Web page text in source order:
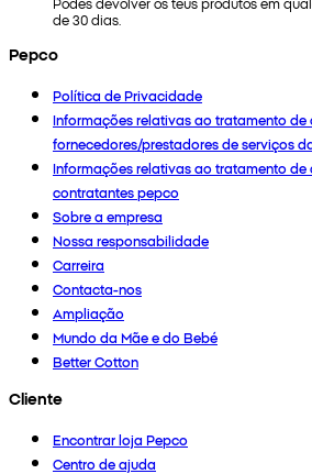
de 30 dias.
Pepco
Política de Privacidade
Informações relativas ao tratamento
fornecedores/prestadores de serviços
Informações relativas ao tratamento
contratantes pepco
Sobre a empresa
Nossa responsabilidade
Carreira
Contacta-nos
Ampliação
Mundo da Mãe e do Bebé
Better Cotton
Cliente
Encontrar loja Pepco
Centro de ajuda